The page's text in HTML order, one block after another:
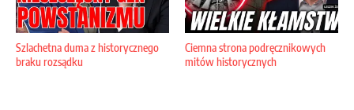
Szlachetna duma z historycznego
braku rozsądku
Ciemna strona podręcznikowych
mitów historycznych